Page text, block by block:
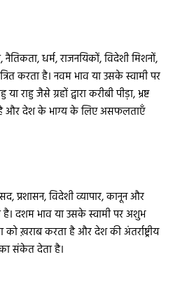
धर्म, राजनयिकों, विदेशी मिशनों,
करता है। नवम भाव या उसके स्वामी पर
राहु जैसे ग्रहों द्वारा करीबी पीड़ा, भ्रष्ट
और देश के भाग्य के लिए असफलताएँ
प्रशासन, विदेशी व्यापार, कानून और
है। दशम भाव या उसके स्वामी पर अशुभ
को ख़राब करता है और देश की अंतर्राष्ट्रीय
संकेत देता है।